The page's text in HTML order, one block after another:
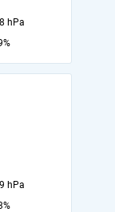
hPa
hPa